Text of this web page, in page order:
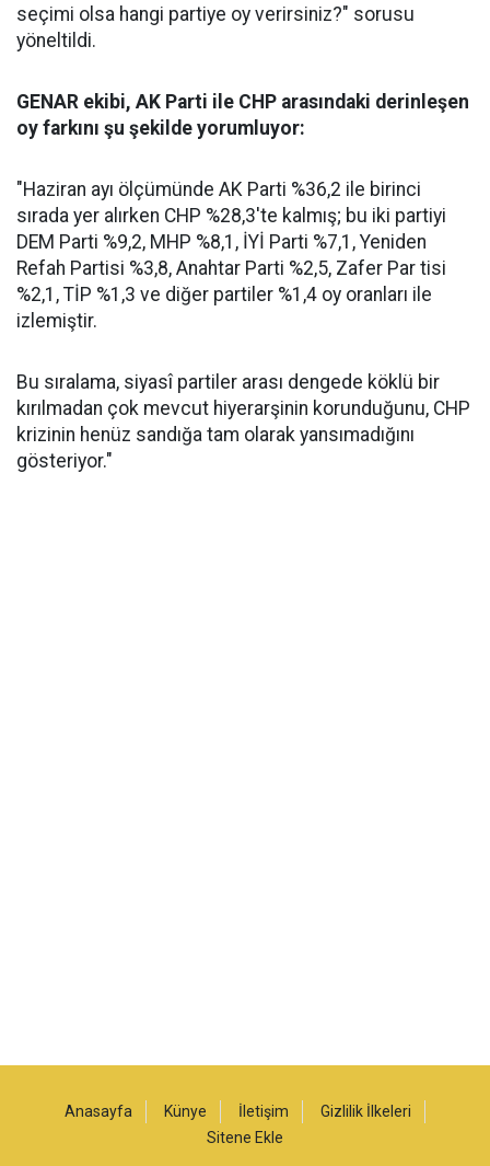
seçimi olsa hangi partiye oy verirsiniz?" sorusu
yöneltildi.
GENAR ekibi, AK Parti ile CHP arasındaki derinleşen
oy farkını şu şekilde yorumluyor:
"Haziran ayı ölçümünde AK Parti %36,2 ile birinci
sırada yer alırken CHP %28,3'te kalmış; bu iki partiyi
DEM Parti %9,2, MHP %8,1, İYİ Parti %7,1, Yeniden
Refah Partisi %3,8, Anahtar Parti %2,5, Zafer Par tisi
%2,1, TİP %1,3 ve diğer partiler %1,4 oy oranları ile
izlemiştir.
Bu sıralama, siyasî partiler arası dengede köklü bir
kırılmadan çok mevcut hiyerarşinin korunduğunu, CHP
krizinin henüz sandığa tam olarak yansımadığını
gösteriyor."
Anasayfa Künye İletişim
Gizlilik İlkeleri
Sitene Ekle